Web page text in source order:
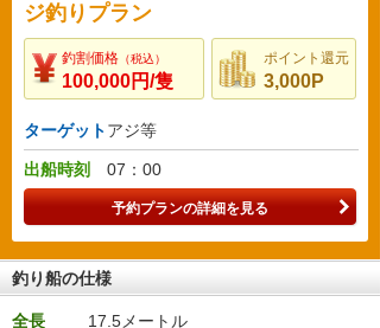
ジ釣りプラン
釣割価格 （税込）
100,000円/隻
ポイント還元
3,000P
ターゲットアジ等
出船時刻 07：00
予約プランの詳細を見る
釣り船の仕様
全長 17.5メートル